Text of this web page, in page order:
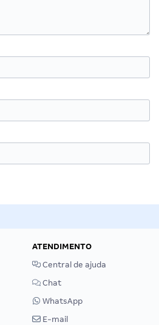
ATENDIMENTO
Central de ajuda
Chat
WhatsApp
E-mail